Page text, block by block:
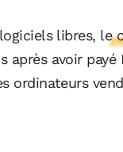
libres, le
après avoir
ordinateurs